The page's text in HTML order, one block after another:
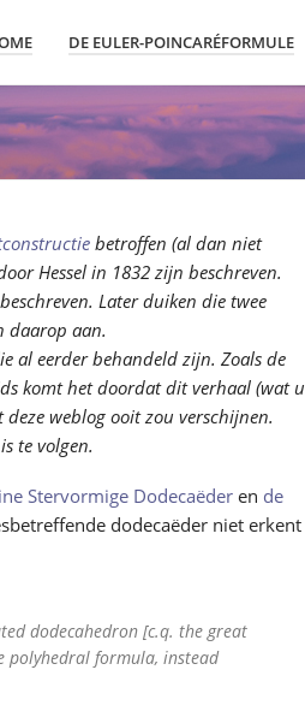
DE EULER-POINCARÉFORMULE
betroffen (al dan niet
Hessel in 1832 zijn beschreven.
Later duiken die twee
daarop aan.
al eerder behandeld zijn. Zoals de
komt het doordat dit verhaal (wat u
weblog ooit zou verschijnen.
te volgen.
Stervormige Dodecaëder en de
dodecaëder niet erkent
dodecahedron [c.q. the great
polyhedral formula, instead